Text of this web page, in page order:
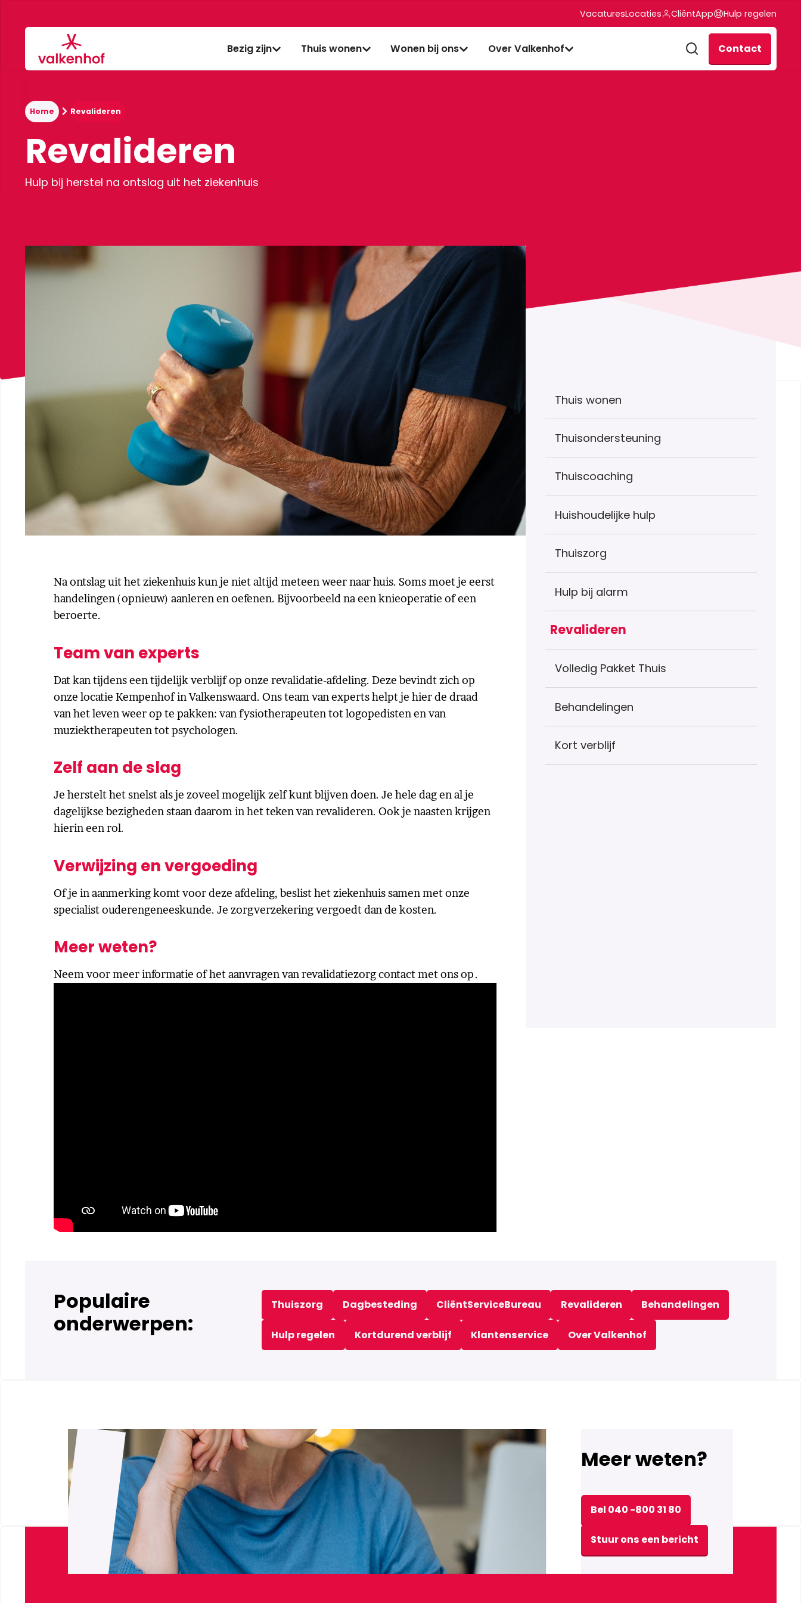
VacaturesLocaties CliëntApp Hulp regelen
Bezig zijn Thuis wonen Wonen bij ons Over Valkenhof Contact
Home Revalideren
Revalideren
Hulp bij herstel na ontslag uit het ziekenhuis
Na ontslag uit het ziekenhuis kun je niet altijd meteen weer naar huis. Soms moet je eerst
handelingen (opnieuw) aanleren en oefenen. Bijvoorbeeld na een knieoperatie of een
beroerte.
Team van experts
Dat kan tijdens een tijdelijk verblijf op onze revalidatie-afdeling. Deze bevindt zich op
onze locatie Kempenhof in Valkenswaard. Ons team van experts helpt je hier de draad
van het leven weer op te pakken: van fysiotherapeuten tot logopedisten en van
muziektherapeuten tot psychologen.
Zelf aan de slag
Je herstelt het snelst als je zoveel mogelijk zelf kunt blijven doen. Je hele dag en al je
dagelijkse bezigheden staan daarom in het teken van revalideren. Ook je naasten krijgen
hierin een rol.
Verwijzing en vergoeding
Of je in aanmerking komt voor deze afdeling, beslist het ziekenhuis samen met onze
specialist ouderengeneeskunde. Je zorgverzekering vergoedt dan de kosten.
Meer weten?
Neem voor meer informatie of het aanvragen van revalidatiezorg contact met ons op .
Thuis wonen
Thuisondersteuning
Thuiscoaching
Huishoudelijke hulp
Thuiszorg
Hulp bij alarm
Revalideren
Volledig Pakket Thuis
Behandelingen
Kort verblijf
Populaire
onderwerpen:
Thuiszorg Dagbesteding CliëntServiceBureau Revalideren Behandelingen
Hulp regelen Kortdurend verblijf Klantenservice Over Valkenhof
Meer weten?
Bel 040 -800 31 80
Stuur ons een bericht